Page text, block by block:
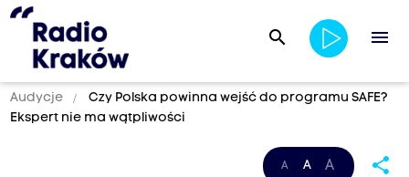
search menu
Audycje
Czy Polska powinna wejść do programu SAFE?
Ekspert nie ma wątpliwości
A A A share